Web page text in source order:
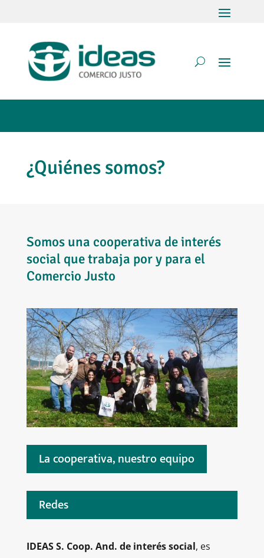
¿Quiénes somos?
Somos una cooperativa de interés
social que trabaja por y para el
Comercio Justo
La cooperativa, nuestro equipo
Redes
IDEAS S. Coop. And. de interés social, es